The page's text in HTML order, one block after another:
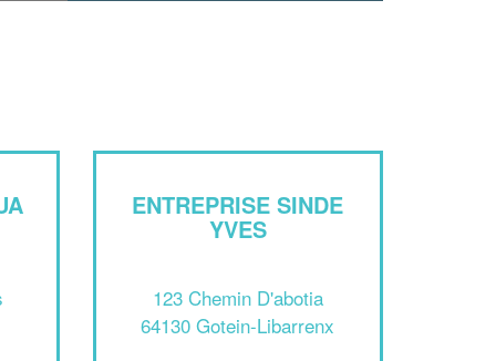
ENTREPRISE SINDE
YVES
123 Chemin D'abotia
64130 Gotein-Libarrenx